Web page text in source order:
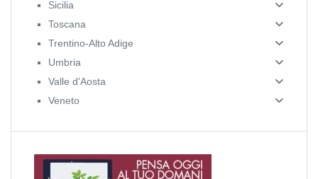
Sicilia
Toscana
Trentino-Alto Adige
Umbria
Valle d'Aosta
Veneto